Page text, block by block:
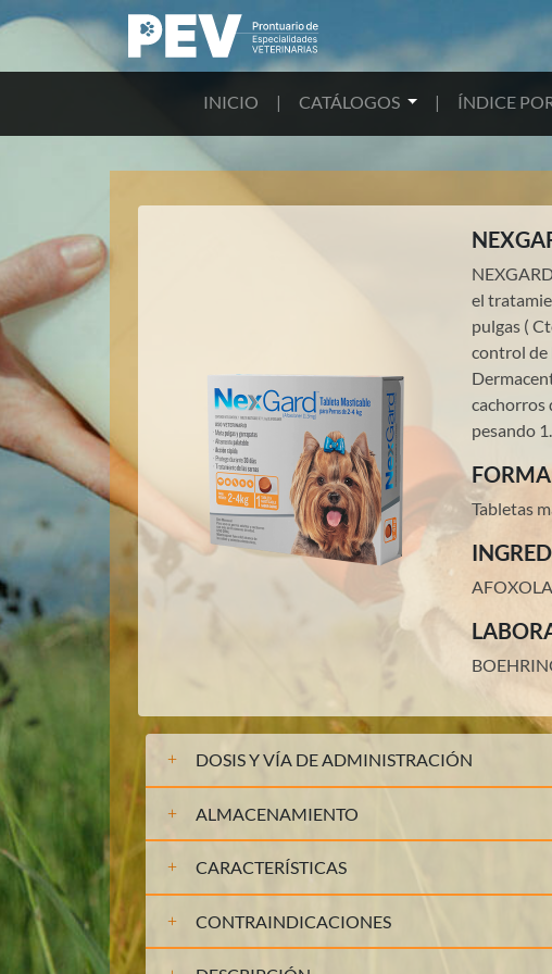
INICIO | CATÁLOGOS | ÍNDICE
el
pulgas (
control de
cachorros
pesando
Tabletas
DOSIS Y VÍA DE ADMINISTRACIÓN
ALMACENAMIENTO
CARACTERÍSTICAS
CONTRAINDICACIONES